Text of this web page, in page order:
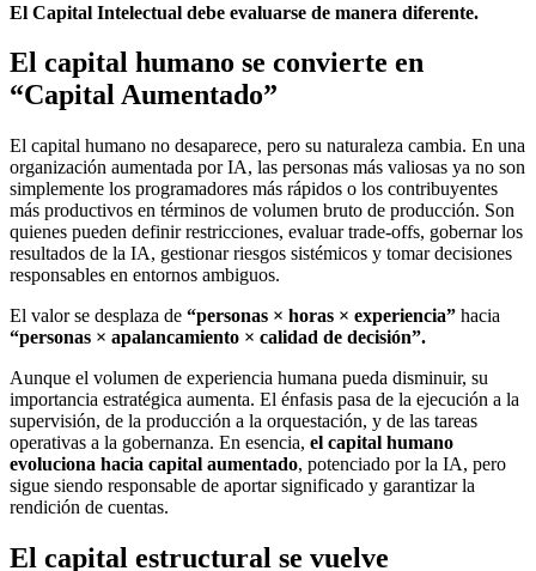
El Capital Intelectual debe evaluarse de manera diferente.
El capital humano se convierte en
“Capital Aumentado”
El capital humano no desaparece, pero su naturaleza cambia. En una
organización aumentada por IA, las personas más valiosas ya no son
simplemente los programadores más rápidos o los contribuyentes
más productivos en términos de volumen bruto de producción. Son
quienes pueden definir restricciones, evaluar trade-offs, gobernar los
resultados de la IA, gestionar riesgos sistémicos y tomar decisiones
responsables en entornos ambiguos.
El valor se desplaza de “personas × horas × experiencia” hacia
“personas × apalancamiento × calidad de decisión”.
Aunque el volumen de experiencia humana pueda disminuir, su
importancia estratégica aumenta. El énfasis pasa de la ejecución a la
supervisión, de la producción a la orquestación, y de las tareas
operativas a la gobernanza. En esencia, el capital humano
evoluciona hacia capital aumentado, potenciado por la IA, pero
sigue siendo responsable de aportar significado y garantizar la
rendición de cuentas.
El capital estructural se vuelve